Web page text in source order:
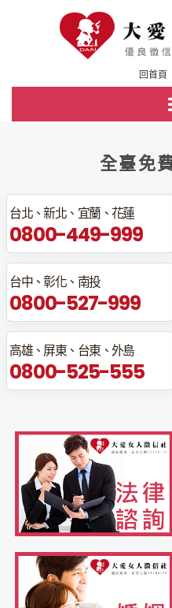
回首頁
全臺免
台北、新北、宜蘭、花蓮
0800-449-999
台中、彰化、南投
0800-527-999
高雄、屏東、台東、外島
0800-525-555